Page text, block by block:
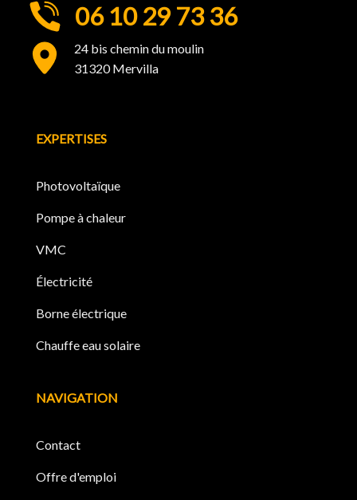
06 10 29 73 36
24 bis chemin du moulin
31320 Mervilla
EXPERTISES
Photovoltaïque
Pompe à chaleur
VMC
Électricité
Borne électrique
Chauffe eau solaire
NAVIGATION
Contact
Offre d'emploi